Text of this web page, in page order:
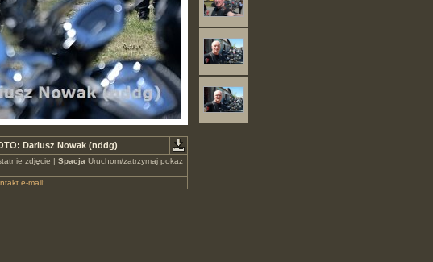
Dariusz Nowak (nddg)
zdjęcie | Spacja Uruchom/zatrzymaj pokaz
e-mail: